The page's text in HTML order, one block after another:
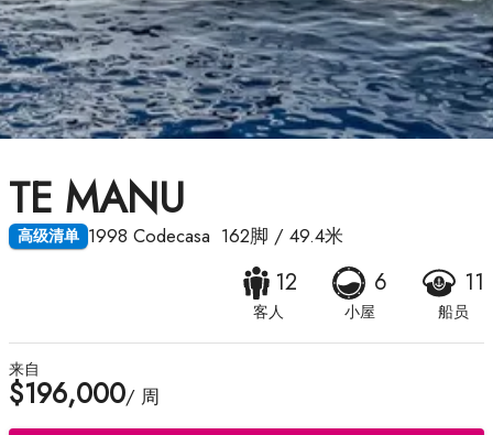
TE MANU
高级清单 1998 Codecasa 162脚 / 49.4米
12
客人
6
小屋
11
船员
来自
$196,000/ 周